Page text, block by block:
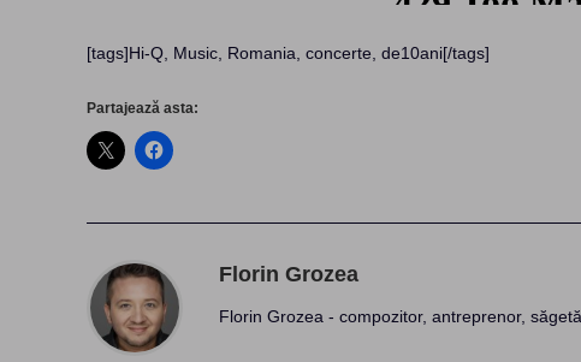
[tags]Hi-Q, Music, Romania, concerte, de10ani[/tags]
Partajează asta:
Florin Grozea
Florin Grozea - compozitor, antreprenor,